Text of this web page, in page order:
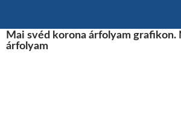
A
TARTALOMBA
Mai svéd korona árfolyam grafikon.
árfolyam